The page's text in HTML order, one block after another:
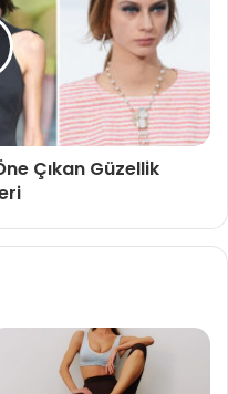
Çıkan Güzellik